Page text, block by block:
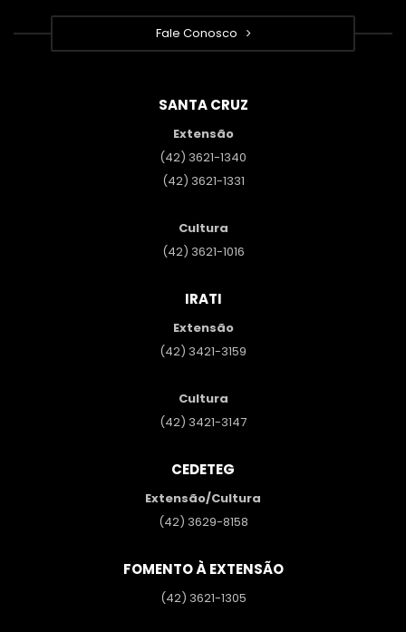
Fale Conosco
SANTA CRUZ
Extensão
(42) 3621-1340
(42) 3621-1331
Cultura
(42) 3621-1016
IRATI
Extensão
(42) 3421-3159
Cultura
(42) 3421-3147
CEDETEG
Extensão/Cultura
(42) 3629-8158
FOMENTO À EXTENSÃO
(42) 3621-1305